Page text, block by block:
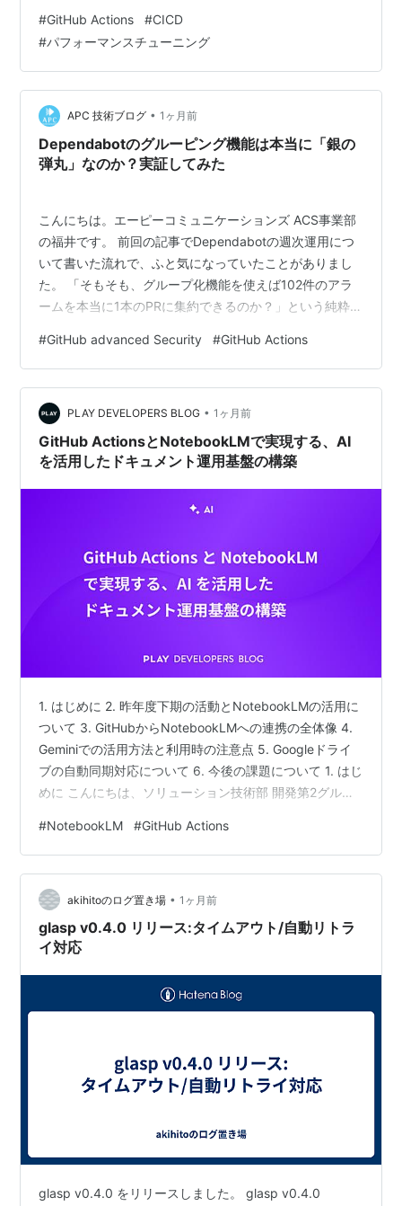
モデルの高性能化、コーディング AI のチームナレッジ集
積による業務効率化に加えて、開発メンバーの増員（あ
りがたいことにここ1年で倍の人数になりました！）によ
る稼働量増加などの要因のかけ合わせで、リポジトリの
プルリクエス…
#GitHub Actions #CICD
#パフォーマンスチューニング
APC 技術ブログ • 1ヶ月前
Dependabotのグルーピング機能は本当に「銀の
弾丸」なのか？実証してみた
こんにちは。エーピーコミュニケーションズ ACS事業部
の福井です。 前回の記事でDependabotの週次運用につ
いて書いた流れで、ふと気になっていたことがありまし
た。 「そもそも、グループ化機能を使えば102件のアラ
ームを本当に1本のPRに集約できるのか？」という純粋な
ました。 102件のアラームが1本のPRに集約され、マージ
したらすべて消えるのを確認できました。 ただ、そこに
至るまでにGitHubの仕様の罠にいくつかハマりました。
そして「1本にまとめ切ること」がゴールなのか、改めて
考えさせられることにもなりました。 その試行錯誤の記
録を…
#GitHub advanced Security #GitHub Actions
PLAY DEVELOPERS BLOG • 1ヶ月前
GitHub ActionsとNotebookLMで実現する、AI
を活用したドキュメント運用基盤の構築
1. はじめに 2. 昨年度下期の活動とNotebookLMの活用に
ついて 3. GitHubからNotebookLMへの連携の全体像 4.
Geminiでの活用方法と利用時の注意点 5. Googleドライ
ブの自動同期対応について 6. 今後の課題について 1. はじ
めに こんにちは、ソリューション技術部 開発第2グルー
していますが、コードを書いた後の「次に繋げるための
資料整理」など、基礎となる部分を固めることが更なる
生産性向上には不可欠です。そのため、私は日々プロジ
ェクトの標準プロセスや運用ツール周りの開発・整備を
行っています。 最近、…
#NotebookLM #GitHub Actions
akihitoのログ置き場 • 1ヶ月前
glasp v0.4.0 リリース:タイムアウト/自動リトラ
イ対応
glasp v0.4.0 をリリースしました。 glasp v0.4.0